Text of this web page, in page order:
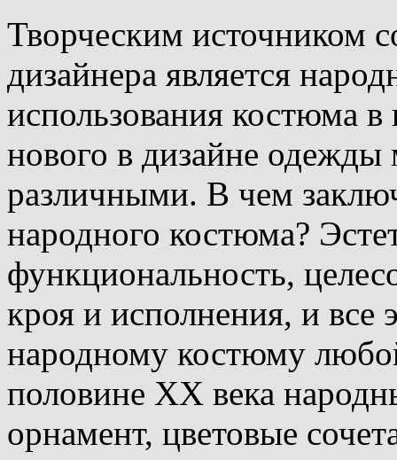
Творческим источником
дизайнера является
использования костюма в
нового в дизайне
различными. В чем
народного костюма?
функциональность,
кроя и исполнения, и все
народному костюму
половине ХХ века
орнамент, цветовые